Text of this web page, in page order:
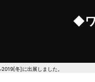
◆ワ
冬]に出展しました。